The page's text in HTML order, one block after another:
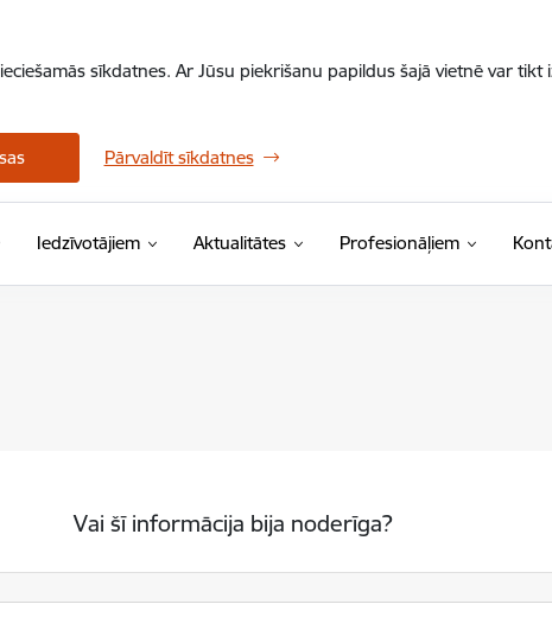
sīkdatnes. Ar Jūsu piekrišanu papildus šajā vietnē var
Pārvaldīt sīkdatnes
Iedzīvotājiem Aktualitātes Profesionāļiem
Vai šī informācija bija noderīga?